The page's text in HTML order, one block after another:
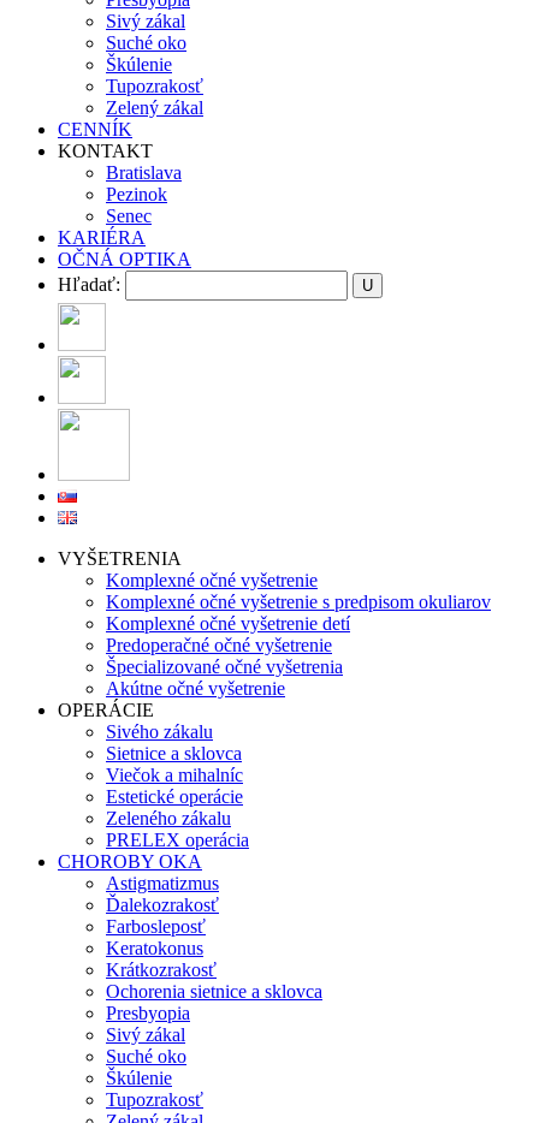
Sivý zákal
Suché oko
Škúlenie
Tupozrakosť
Zelený zákal
CENNÍK
KONTAKT
Bratislava
Pezinok
Senec
KARIÉRA
OČNÁ OPTIKA
Hľadať:
VYŠETRENIA
Komplexné očné vyšetrenie
Komplexné očné vyšetrenie s predpisom okuliarov
Komplexné očné vyšetrenie detí
Predoperačné očné vyšetrenie
Špecializované očné vyšetrenia
Akútne očné vyšetrenie
OPERÁCIE
Sivého zákalu
Sietnice a sklovca
Viečok a mihalníc
Estetické operácie
Zeleného zákalu
PRELEX operácia
CHOROBY OKA
Astigmatizmus
Ďalekozrakosť
Farbosleposť
Keratokonus
Krátkozrakosť
Ochorenia sietnice a sklovca
Presbyopia
Sivý zákal
Suché oko
Škúlenie
Tupozrakosť